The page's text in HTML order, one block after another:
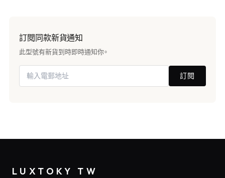
訂閱同款新貨通知
此型號有新貨到時即時通知你。
訂閱
LUXTOKY TW